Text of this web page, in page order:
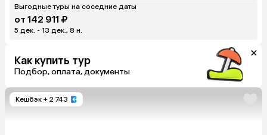
Выгодные туры на соседние даты
от 142 911 ₽
5 дек. - 13 дек., 8 н.
Как купить тур
Подбор, оплата, документы
Кешбэк + 2 743